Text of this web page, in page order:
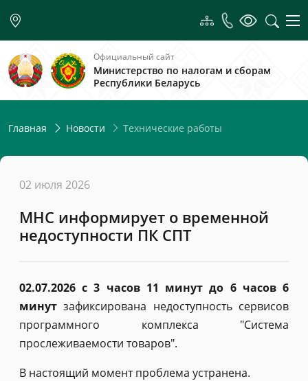
Официальный сайт
Министерство по налогам и сборам
Республики Беларусь
Главная Новости Технические работы
02 июля 2026
МНС информирует о временной
недоступности ПК СПТ
02.07.2026 с 3 часов 11 минут до 6 часов 6
минутзафиксирована недоступность сервисов
программного комплекса "Система
прослеживаемости товаров".
В настоящий момент проблема устранена.